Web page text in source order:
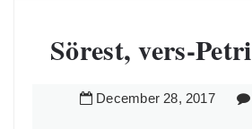
Sörest, vers-Petri
December 28, 2017